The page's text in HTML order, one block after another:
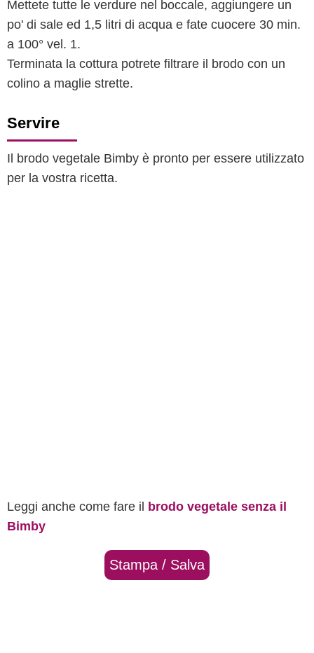
Mettete tutte le verdure nel boccale, aggiungere un
po' di sale ed 1,5 litri di acqua e fate cuocere 30 min.
a 100° vel. 1.
Terminata la cottura potrete filtrare il brodo con un
colino a maglie strette.
Servire
Il brodo vegetale Bimby è pronto per essere utilizzato
per la vostra ricetta.
Leggi anche come fare il
brodo vegetale senza il
Bimby
Stampa / Salva